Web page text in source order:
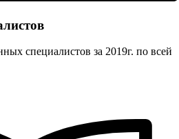
специалистов за 2019г. по всей